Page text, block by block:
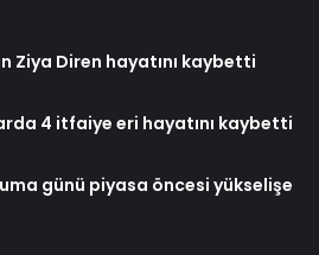
Ziya Diren hayatını kaybetti
4 itfaiye eri hayatını kaybetti
günü piyasa öncesi yükselişe